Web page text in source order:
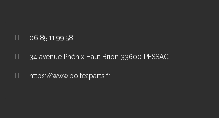
06.85.11.99.58
34 avenue Phénix Haut Brion 33600 PESSAC
https://www.boiteaparts.fr